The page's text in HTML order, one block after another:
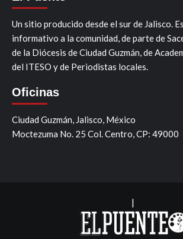
Un sitio producido desde el sur de Jalisco.
informativo a la comunidad, de parte de
de la Diócesis de Ciudad Guzmán, de
del ITESO y de Periodistas locales.
Oficinas
Ciudad Guzmán, Jalisco, México
Moctezuma No. 25 Col. Centro, CP: 49000
|